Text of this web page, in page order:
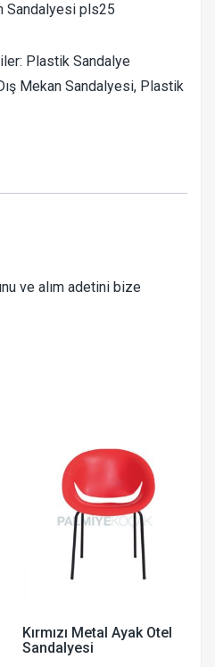
Sandalyesi pls25
Plastik Sandalye
Mekan Sandalyesi, Plastik
ve alım adetini bize
Kırmızı Metal Ayak Otel
Sandalyesi